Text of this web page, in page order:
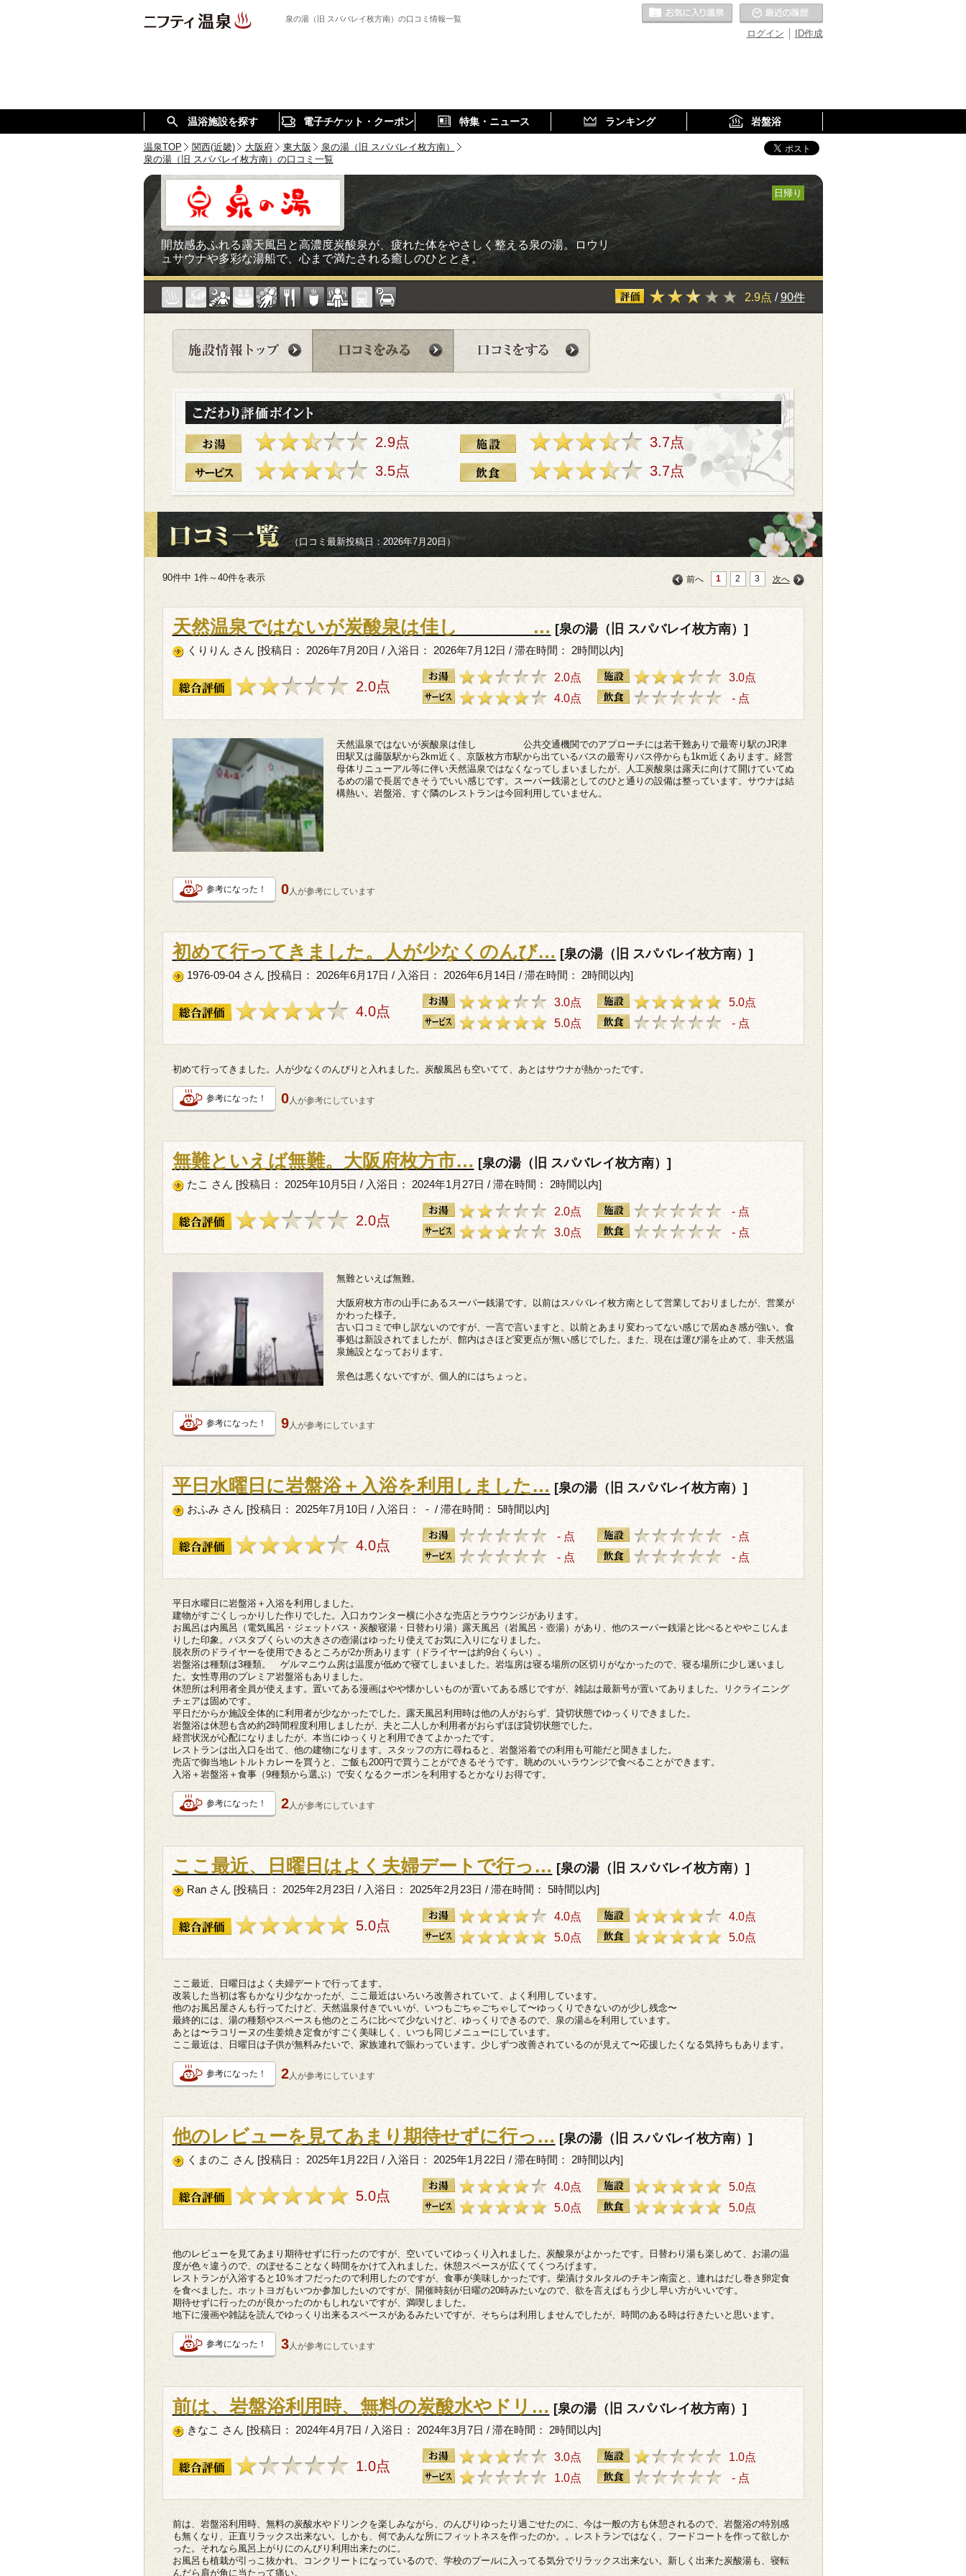
泉の湯（旧 スパバレイ枚方南）の口コミ情報一覧
ID作成
ログイン
お気に入りの温泉
温浴施設を探す 電子チケット・クーポン 特集・ニュース ランキング 岩盤浴
温泉TOP 関西(近畿) 大阪府 東大阪
泉の湯（旧 スパバレイ枚方南）
泉の湯（旧 スパバレイ枚方南）の口コミ一覧
開放感あふれる露天風呂と高濃度炭酸泉が、疲れた体をやさしく整える泉の湯。ロウリ
ュサウナや多彩な湯船で、心まで満たされる癒しのひととき。
日帰り
2.9点 /90件
2.9点
3.7点
3.5点
3.7点
（口コミ最新投稿日：2026年7月20日）
90件中 1件～40件を表示 前へ 1 2 3 次へ
天然温泉ではないが炭酸泉は佳し … [泉の湯（旧 スパバレイ枚方南）]
くりりん さん [投稿日： 2026年7月20日 / 入浴日： 2026年7月12日 / 滞在時間： 2時間以内]
2.0点
2.0点
4.0点
3.0点
- 点
天然温泉ではないが炭酸泉は佳し 公共交通機関でのアプローチには若干難ありで最寄り駅のJR津
田駅又は藤阪駅から2km近く、京阪枚方市駅から出ているバスの最寄りバス停からも1km近くあります。経営
母体リニューアル等に伴い天然温泉ではなくなってしまいましたが、人工炭酸泉は露天に向けて開けていてぬ
るめの湯で長居できそうでいい感じです。スーパー銭湯としてのひと通りの設備は整っています。サウナは結
構熱い。岩盤浴、すぐ隣のレストランは今回利用していません。
参考になった！ 0人が参考にしています
初めて行ってきました。人が少なくのんび… [泉の湯（旧 スパバレイ枚方南）]
1976-09-04 さん [投稿日： 2026年6月17日 / 入浴日： 2026年6月14日 / 滞在時間： 2時間以内]
4.0点
3.0点
5.0点
5.0点
- 点
初めて行ってきました。人が少なくのんびりと入れました。炭酸風呂も空いてて、あとはサウナが熱かったです。
参考になった！ 0人が参考にしています
無難といえば無難。大阪府枚方市… [泉の湯（旧 スパバレイ枚方南）]
たこ さん [投稿日： 2025年10月5日 / 入浴日： 2024年1月27日 / 滞在時間： 2時間以内]
2.0点
2.0点
3.0点
- 点
- 点
無難といえば無難。
大阪府枚方市の山手にあるスーパー銭湯です。以前はスパバレイ枚方南として営業しておりましたが、営業が
かわった様子。
古い口コミで申し訳ないのですが、一言で言いますと、以前とあまり変わってない感じで居ぬき感が強い。食
事処は新設されてましたが、館内はさほど変更点が無い感じでした。また、現在は運び湯を止めて、非天然温
泉施設となっております。
景色は悪くないですが、個人的にはちょっと。
参考になった！ 9人が参考にしています
平日水曜日に岩盤浴＋入浴を利用しました… [泉の湯（旧 スパバレイ枚方南）]
おふみ さん [投稿日： 2025年7月10日 / 入浴日： - / 滞在時間： 5時間以内]
4.0点
- 点
- 点
- 点
- 点
平日水曜日に岩盤浴＋入浴を利用しました。
建物がすごくしっかりした作りでした。入口カウンター横に小さな売店とラウウンジがあります。
お風呂は内風呂（電気風呂・ジェットバス・炭酸寝湯・日替わり湯）露天風呂（岩風呂・壺湯）があり、他のスーパー銭湯と比べるとややこじんま
りした印象。バスタブくらいの大きさの壺湯はゆったり使えてお気に入りになりました。
脱衣所のドライヤーを使用できるところが2か所あります（ドライヤーは約9台くらい）。
岩盤浴は種類は3種類。 ゲルマニウム房は温度が低めで寝てしまいました。岩塩房は寝る場所の区切りがなかったので、寝る場所に少し迷いまし
た。女性専用のプレミア岩盤浴もありました。
休憩所は利用者全員が使えます。置いてある漫画はやや懐かしいものが置いてある感じですが、雑誌は最新号が置いてありました。リクライニング
チェアは固めです。
平日だからか施設全体的に利用者が少なかったでした。露天風呂利用時は他の人がおらず、貸切状態でゆっくりできました。
岩盤浴は休憩も含め約2時間程度利用しましたが、夫と二人しか利用者がおらずほぼ貸切状態でした。
経営状況が心配になりましたが、本当にゆっくりと利用できてよかったです。
レストランは出入口を出て、他の建物になります。スタッフの方に尋ねると、岩盤浴着での利用も可能だと聞きました。
売店で御当地レトルトカレーを買うと、ご飯も200円で買うことができるそうです。眺めのいいラウンジで食べることができます。
入浴＋岩盤浴＋食事（9種類から選ぶ）で安くなるクーポンを利用するとかなりお得です。
参考になった！ 2人が参考にしています
ここ最近、日曜日はよく夫婦デートで行っ… [泉の湯（旧 スパバレイ枚方南）]
Ran さん [投稿日： 2025年2月23日 / 入浴日： 2025年2月23日 / 滞在時間： 5時間以内]
5.0点
4.0点
5.0点
4.0点
5.0点
ここ最近、日曜日はよく夫婦デートで行ってます。
改装した当初は客もかなり少なかったが、ここ最近はいろいろ改善されていて、よく利用しています。
他のお風呂屋さんも行ってたけど、天然温泉付きでいいが、いつもごちゃごちゃして〜ゆっくりできないのが少し残念〜
最終的には、湯の種類やスペースも他のところに比べて少ないけど、ゆっくりできるので、泉の湯♨️を利用しています。
あとは〜ラコリーヌの生姜焼き定食がすごく美味しく、いつも同じメニューにしています。
ここ最近は、日曜日は子供が無料みたいで、家族連れで賑わっています。少しずつ改善されているのが見えて〜応援したくなる気持ちもあります。
参考になった！ 2人が参考にしています
他のレビューを見てあまり期待せずに行っ… [泉の湯（旧 スパバレイ枚方南）]
くまのこ さん [投稿日： 2025年1月22日 / 入浴日： 2025年1月22日 / 滞在時間： 2時間以内]
5.0点
4.0点
5.0点
5.0点
5.0点
他のレビューを見てあまり期待せずに行ったのですが、空いていてゆっくり入れました。炭酸泉がよかったです。日替わり湯も楽しめて、お湯の温
度が色々違うので、のぼせることなく時間をかけて入れました。休憩スペースが広くてくつろげます。
レストランが入浴すると10％オフだったので利用したのですが、食事が美味しかったです。柴漬けタルタルのチキン南蛮と、連れはだし巻き卵定食
を食べました。ホットヨガもいつか参加したいのですが、開催時刻が日曜の20時みたいなので、欲を言えばもう少し早い方がいいです。
期待せずに行ったのが良かったのかもしれないですが、満喫しました。
地下に漫画や雑誌を読んでゆっくり出来るスペースがあるみたいですが、そちらは利用しませんでしたが、時間のある時は行きたいと思います。
参考になった！ 3人が参考にしています
前は、岩盤浴利用時、無料の炭酸水やドリ… [泉の湯（旧 スパバレイ枚方南）]
きなこ さん [投稿日： 2024年4月7日 / 入浴日： 2024年3月7日 / 滞在時間： 2時間以内]
1.0点
3.0点
1.0点
1.0点
- 点
前は、岩盤浴利用時、無料の炭酸水やドリンクを楽しみながら、のんびりゆったり過ごせたのに、今は一般の方も休憩されるので、岩盤浴の特別感
も無くなり、正直リラックス出来ない。しかも、何であんな所にフィットネスを作ったのか。。レストランではなく、フードコートを作って欲しか
った。それなら風呂上がりにのんびり利用出来たのに。
お風呂も植栽が引っこ抜かれ、コンクリートになっているので、学校のプールに入ってる気分でリラックス出来ない。新しく出来た炭酸湯も、寝転
んだら肩が角に当たって痛い。